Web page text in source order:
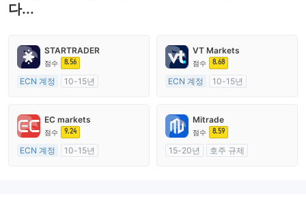
다...
STARTRADER
점수 8.56
ECN 계정
10-15년
외환 거래 라이선스 (MM)
마스터 레이블 MT4
VT Markets
점수 8.68
ECN 계정
10-15년
외환 거래 라이선스 (MM)
마스터 레이블 MT4
EC markets
점수 9.24
ECN 계정
10-15년
Mitrade
점수 8.59
15-20년
호주 규제